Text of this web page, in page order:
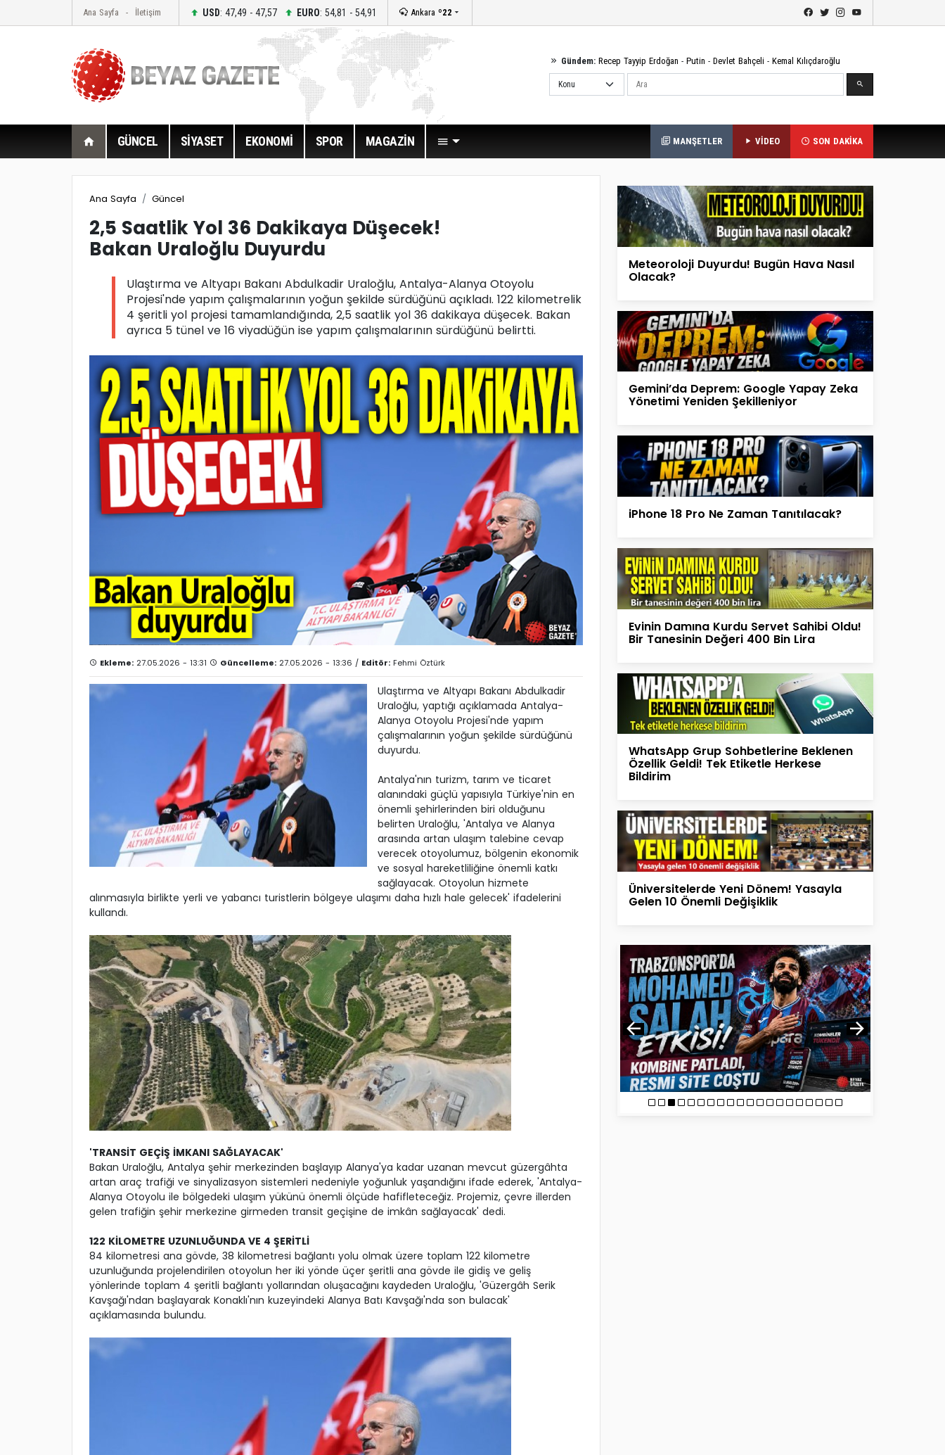
Ana Sayfa İletişim USD: 47,49 - 47,57 EURO: 54,81 - 54,91 Ankara º22
Gündem: Recep Tayyip Erdoğan - Putin - Devlet Bahçeli - Kemal Kılıçdaroğlu
Ara
GÜNCEL SİYASET EKONOMİ SPOR MAGAZİN MANŞETLER VİDEO SON DAKİKA
Ana Sayfa Güncel
2,5 Saatlik Yol 36 Dakikaya Düşecek!
Bakan Uraloğlu Duyurdu
Ulaştırma ve Altyapı Bakanı Abdulkadir Uraloğlu, Antalya-Alanya Otoyolu
Projesi'nde yapım çalışmalarının yoğun şekilde sürdüğünü açıkladı. 122 kilometrelik
4 şeritli yol projesi tamamlandığında, 2,5 saatlik yol 36 dakikaya düşecek. Bakan
ayrıca 5 tünel ve 16 viyadüğün ise yapım çalışmalarının sürdüğünü belirtti.
Ekleme: 27.05.2026 - 13:31 Güncelleme: 27.05.2026 - 13:36 / Editör: Fehmi Öztürk
Ulaştırma ve Altyapı Bakanı Abdulkadir
Uraloğlu, yaptığı açıklamada Antalya-
Alanya Otoyolu Projesi'nde yapım
çalışmalarının yoğun şekilde sürdüğünü
duyurdu.
Antalya'nın turizm, tarım ve ticaret
alanındaki güçlü yapısıyla Türkiye'nin en
önemli şehirlerinden biri olduğunu
belirten Uraloğlu, 'Antalya ve Alanya
arasında artan ulaşım talebine cevap
verecek otoyolumuz, bölgenin ekonomik
ve sosyal hareketliliğine önemli katkı
sağlayacak. Otoyolun hizmete
alınmasıyla birlikte yerli ve yabancı turistlerin bölgeye ulaşımı daha hızlı hale gelecek' ifadelerini
kullandı.
'TRANSİT GEÇİŞ İMKANI SAĞLAYACAK'
Bakan Uraloğlu, Antalya şehir merkezinden başlayıp Alanya'ya kadar uzanan mevcut güzergâhta
artan araç trafiği ve sinyalizasyon sistemleri nedeniyle yoğunluk yaşandığını ifade ederek, 'Antalya-
Alanya Otoyolu ile bölgedeki ulaşım yükünü önemli ölçüde hafifleteceğiz. Projemiz, çevre illerden
gelen trafiğin şehir merkezine girmeden transit geçişine de imkân sağlayacak' dedi.
122 KİLOMETRE UZUNLUĞUNDA VE 4 ŞERİTLİ
84 kilometresi ana gövde, 38 kilometresi bağlantı yolu olmak üzere toplam 122 kilometre
uzunluğunda projelendirilen otoyolun her iki yönde üçer şeritli ana gövde ile gidiş ve geliş
yönlerinde toplam 4 şeritli bağlantı yollarından oluşacağını kaydeden Uraloğlu, 'Güzergâh Serik
Kavşağı'ndan başlayarak Konaklı'nın kuzeyindeki Alanya Batı Kavşağı'nda son bulacak'
açıklamasında bulundu.
Meteoroloji Duyurdu! Bugün Hava Nasıl
Olacak?
Gemini’da Deprem: Google Yapay Zeka
Yönetimi Yeniden Şekilleniyor
iPhone 18 Pro Ne Zaman Tanıtılacak?
Evinin Damına Kurdu Servet Sahibi Oldu!
Bir Tanesinin Değeri 400 Bin Lira
WhatsApp Grup Sohbetlerine Beklenen
Özellik Geldi! Tek Etiketle Herkese
Bildirim
Üniversitelerde Yeni Dönem! Yasayla
Gelen 10 Önemli Değişiklik